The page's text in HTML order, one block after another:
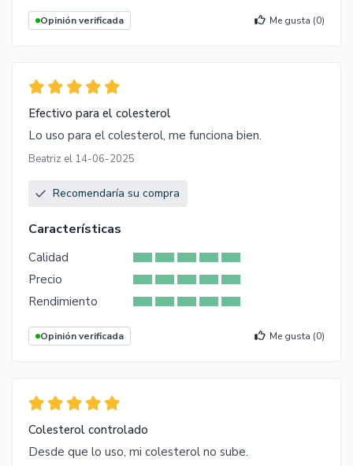
Opinión verificada Me gusta (0)
Efectivo para el colesterol
Lo uso para el colesterol, me funciona bien.
Beatriz el 14-06-2025
Recomendaría su compra
Características
Calidad
Precio
Rendimiento
Opinión verificada Me gusta (0)
Colesterol controlado
Desde que lo uso, mi colesterol no sube.